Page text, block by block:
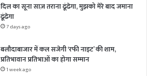
दिल का सूना साज़ तराना ढूंढेगा, मुझको मेरे बाद जमाना
ढूंढेगा
7 days ago
बलौदाबाजार में कल सजेगी ‘रफी नाइट’ की शाम,
प्रतिभावान प्रतिभाओं का होगा सम्मान
1 week ago